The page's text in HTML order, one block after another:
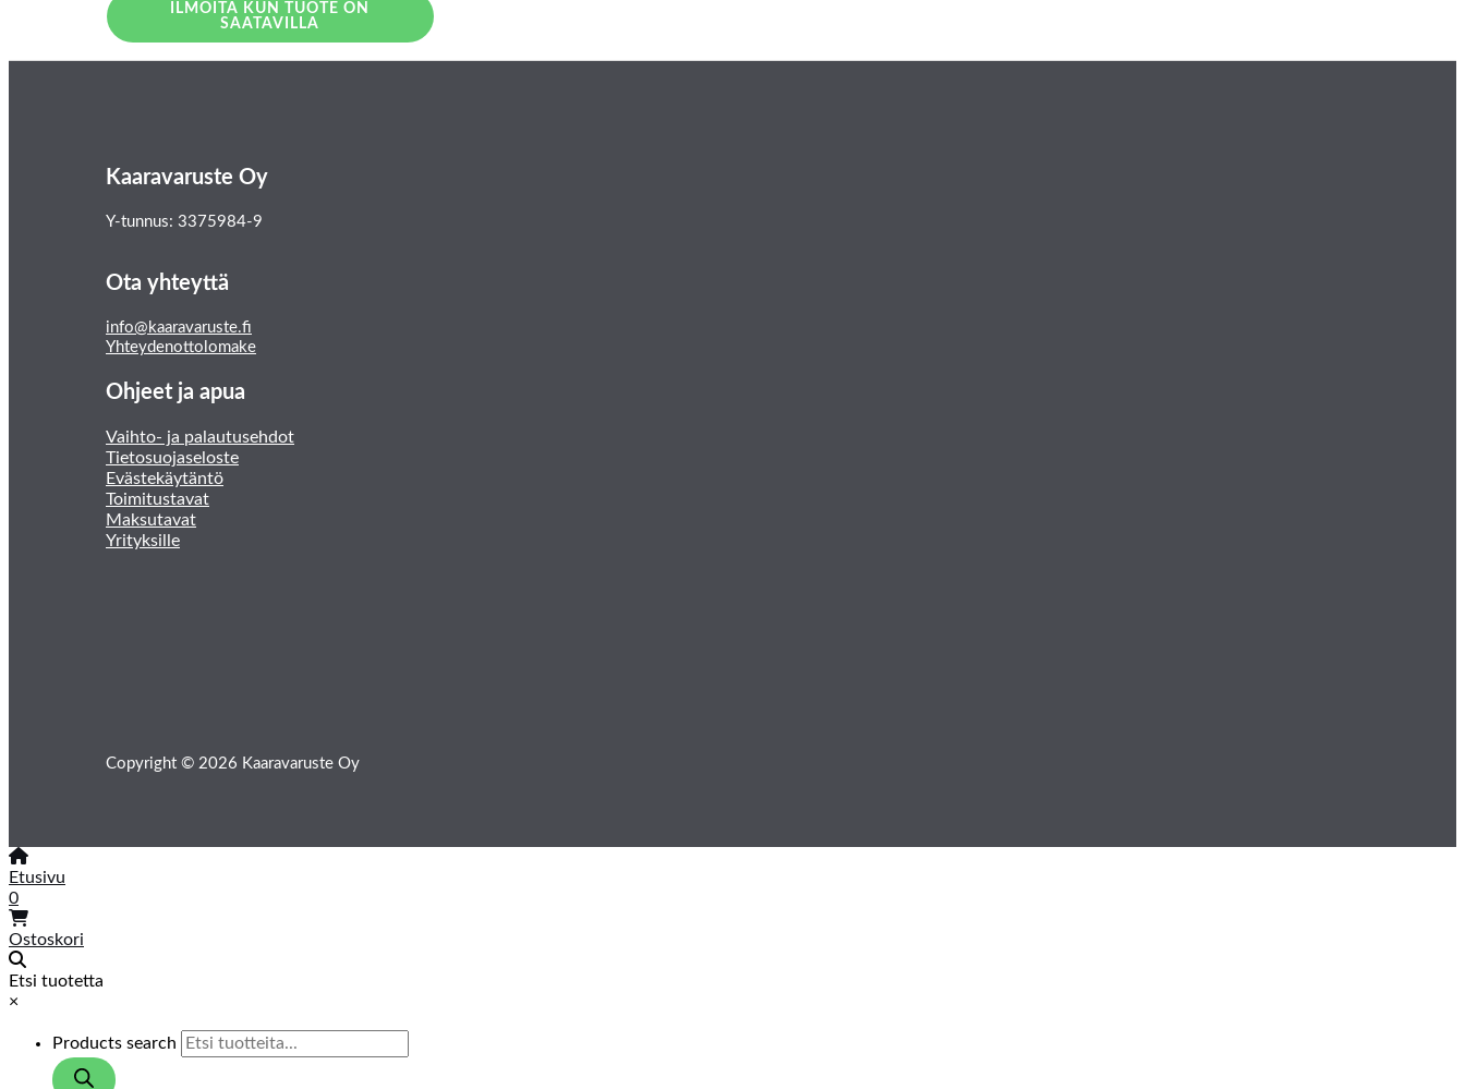
ILMOITA KUN TUOTE ON
SAATAVILLA
Kaaravaruste Oy
Y-tunnus: 3375984-9
Ota yhteyttä
info@kaaravaruste.fi
Yhteydenottolomake
Ohjeet ja apua
Vaihto- ja palautusehdot
Tietosuojaseloste
Evästekäytäntö
Toimitustavat
Maksutavat
Yrityksille
Copyright © 2026 Kaaravaruste Oy
Etusivu
0
Ostoskori
Etsi tuotetta
×
Products search